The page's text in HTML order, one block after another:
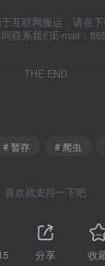
互联网搬运，请在下
联系我们E-mail：
THE END
# 暂存 # 爬虫
喜欢就支持一下吧
分享 收